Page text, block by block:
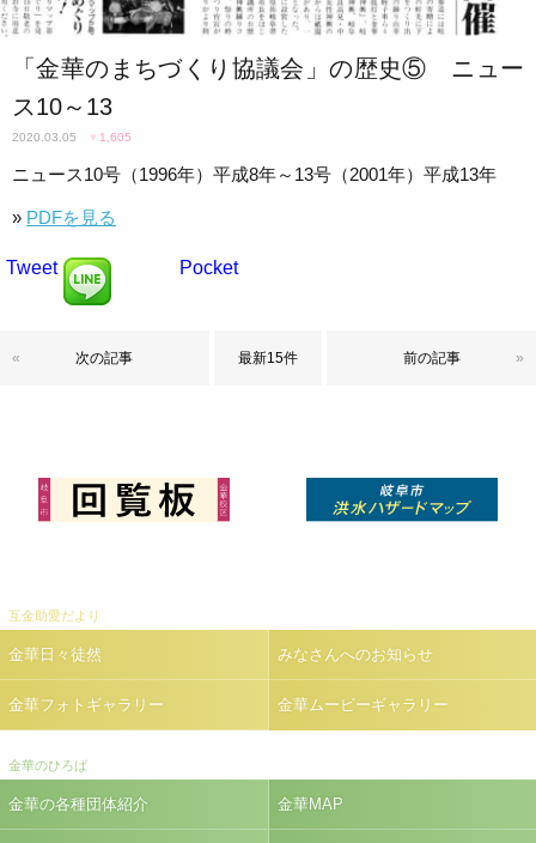
「金華のまちづくり協議会」の歴史⑤ ニュー
ス10～13
2020.03.05 ♥ 1,605
ニュース10号（1996年）平成8年～13号（2001年）平成13年
» PDFを見る
Tweet Pocket
次の記事
« 最新15件 前の記事 »
互金助愛だより
金華日々徒然 みなさんへのお知らせ
金華フォトギャラリー 金華ムービーギャラリー
金華のひろば
金華の各種団体紹介 金華MAP